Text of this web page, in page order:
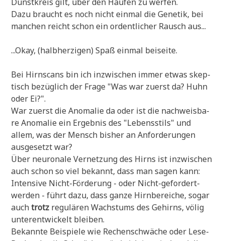
Dazu braucht es noch nicht ein­mal die Gene­tik, bei
man­chen reicht schon ein ordent­li­cher Rausch aus...
...Okay, (halb­her­zi­gen) Spaß ein­mal beiseite.
Bei Hirn­scans bin ich inzwi­schen immer etwas skep­
tisch bezüg­lich der Fra­ge "Was war zuerst da? Huhn
oder Ei?".
War zuerst die Anoma­lie da oder ist die nach­weis­ba­
re Anoma­lie ein Ergeb­nis des "Lebens­stils" und
allem, was der Mensch bis­her an Anfor­de­run­gen
aus­ge­setzt war?
Über neu­ro­na­le Ver­net­zung des Hirns ist inzwi­schen
auch schon so viel bekannt, dass man sagen kann:
Inten­si­ve Nicht-För­de­rung - oder Nicht-gefor­dert-
wer­den - führt dazu, dass gan­ze Hirn­be­rei­che, sogar
auchtrotz regu­lä­ren Wachs­tums des Gehirns, völig
unter­ent­wickelt bleiben.
Bekann­te Bei­spie­le wie Rechen­schwä­che oder Lese-